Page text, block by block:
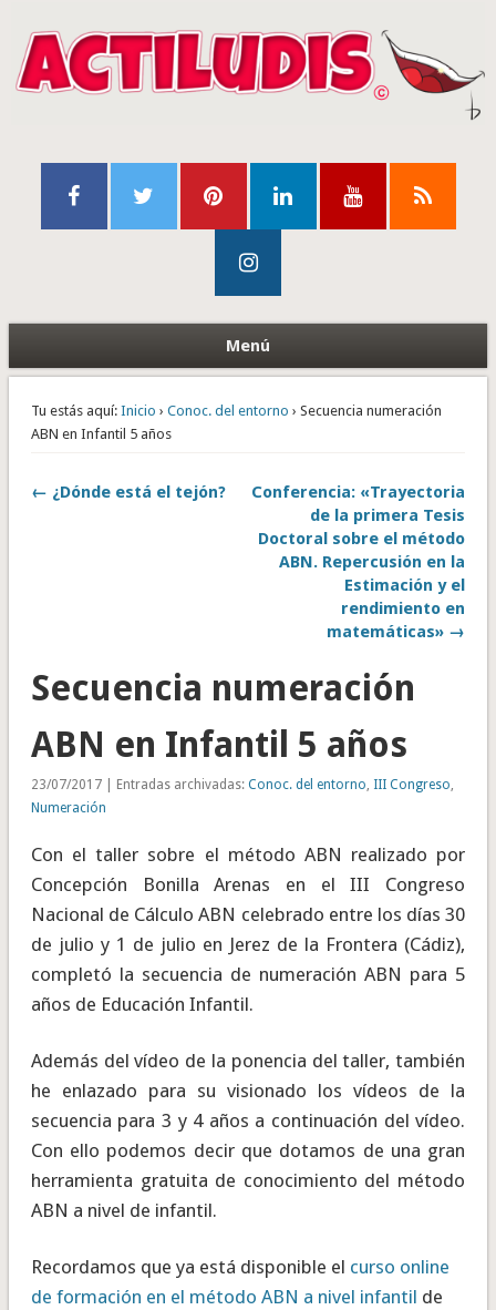
Menú
Tu estás aquí: Inicio › Conoc. del entorno › Secuencia numeración
ABN en Infantil 5 años
← ¿Dónde está el tejón?
Conferencia: «Trayectoria
de la primera Tesis
Doctoral sobre el método
ABN. Repercusión en la
Estimación y el
rendimiento en
matemáticas» →
Secuencia numeración
ABN en Infantil 5 años
23/07/2017 | Entradas archivadas: Conoc. del entorno, III Congreso,
Numeración
Con el taller sobre el método ABN realizado por
Concepción Bonilla Arenas en el III Congreso
Nacional de Cálculo ABN celebrado entre los días 30
de julio y 1 de julio en Jerez de la Frontera (Cádiz),
completó la secuencia de numeración ABN para 5
años de Educación Infantil.
Además del vídeo de la ponencia del taller, también
he enlazado para su visionado los vídeos de la
secuencia para 3 y 4 años a continuación del vídeo.
Con ello podemos decir que dotamos de una gran
herramienta gratuita de conocimiento del método
ABN a nivel de infantil.
Recordamos que ya está disponible el curso online
de formación en el método ABN a nivel infantil de